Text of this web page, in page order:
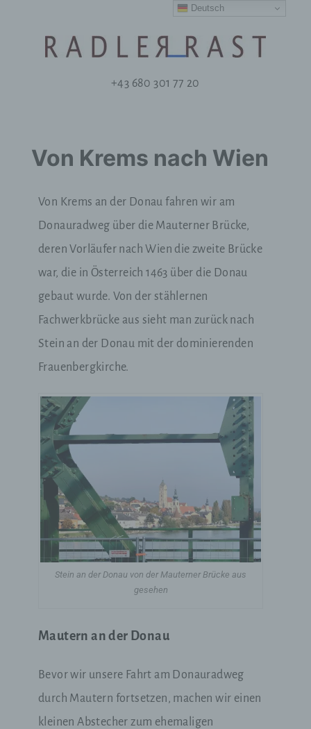
+43 680 301 77 20
Von Krems nach Wien
Von Krems an der Donau fahren wir am
Donauradweg über die Mauterner Brücke,
deren Vorläufer nach Wien die zweite Brücke
war, die in Österreich 1463 über die Donau
gebaut wurde. Von der stählernen
Fachwerkbrücke aus sieht man zurück nach
Stein an der Donau mit der dominierenden
Frauenbergkirche.
Stein an der Donau von der Mauterner Brücke aus
gesehen
Mautern an der Donau
Bevor wir unsere Fahrt am Donauradweg
durch Mautern fortsetzen, machen wir einen
kleinen Abstecher zum ehemaligen
Deutsch